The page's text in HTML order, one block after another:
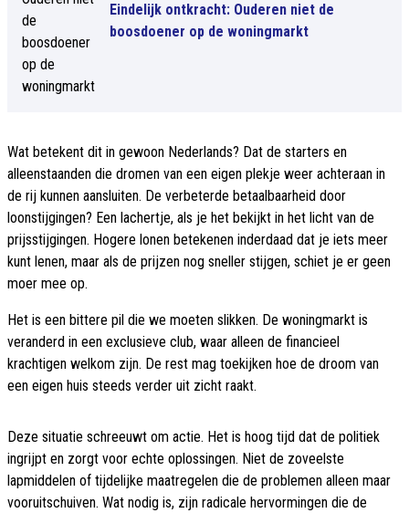
Eindelijk ontkracht: Ouderen niet de
boosdoener op de woningmarkt
Wat betekent dit in gewoon Nederlands? Dat de starters en
alleenstaanden die dromen van een eigen plekje weer achteraan in
de rij kunnen aansluiten. De verbeterde betaalbaarheid door
loonstijgingen? Een lachertje, als je het bekijkt in het licht van de
prijsstijgingen. Hogere lonen betekenen inderdaad dat je iets meer
kunt lenen, maar als de prijzen nog sneller stijgen, schiet je er geen
moer mee op.
Het is een bittere pil die we moeten slikken. De woningmarkt is
veranderd in een exclusieve club, waar alleen de financieel
krachtigen welkom zijn. De rest mag toekijken hoe de droom van
een eigen huis steeds verder uit zicht raakt.
Deze situatie schreeuwt om actie. Het is hoog tijd dat de politiek
ingrijpt en zorgt voor echte oplossingen. Niet de zoveelste
lapmiddelen of tijdelijke maatregelen die de problemen alleen maar
vooruitschuiven. Wat nodig is, zijn radicale hervormingen die de